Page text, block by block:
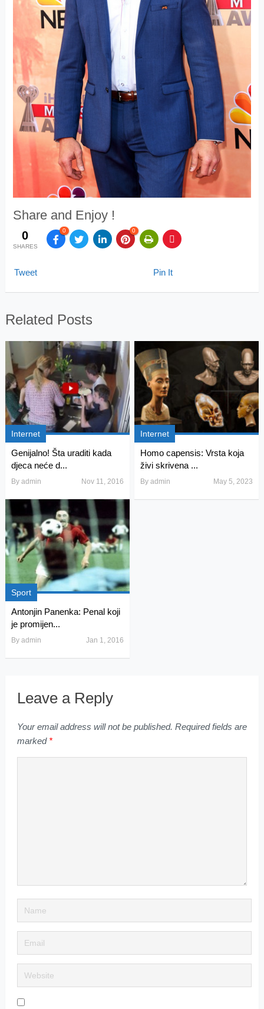
Share and Enjoy !
0
SHARES
0 0
Tweet Pin It
Related Posts
Internet
Genijalno! Šta uraditi kada
djeca neće d...
By admin Nov 11, 2016
Internet
Homo capensis: Vrsta koja
živi skrivena ...
Byadmin May 5, 2023
Sport
Antonjin Panenka: Penal koji
je promijen...
By admin Jan 1, 2016
Leave a Reply
Your email address will not be published. Required fields are
marked *